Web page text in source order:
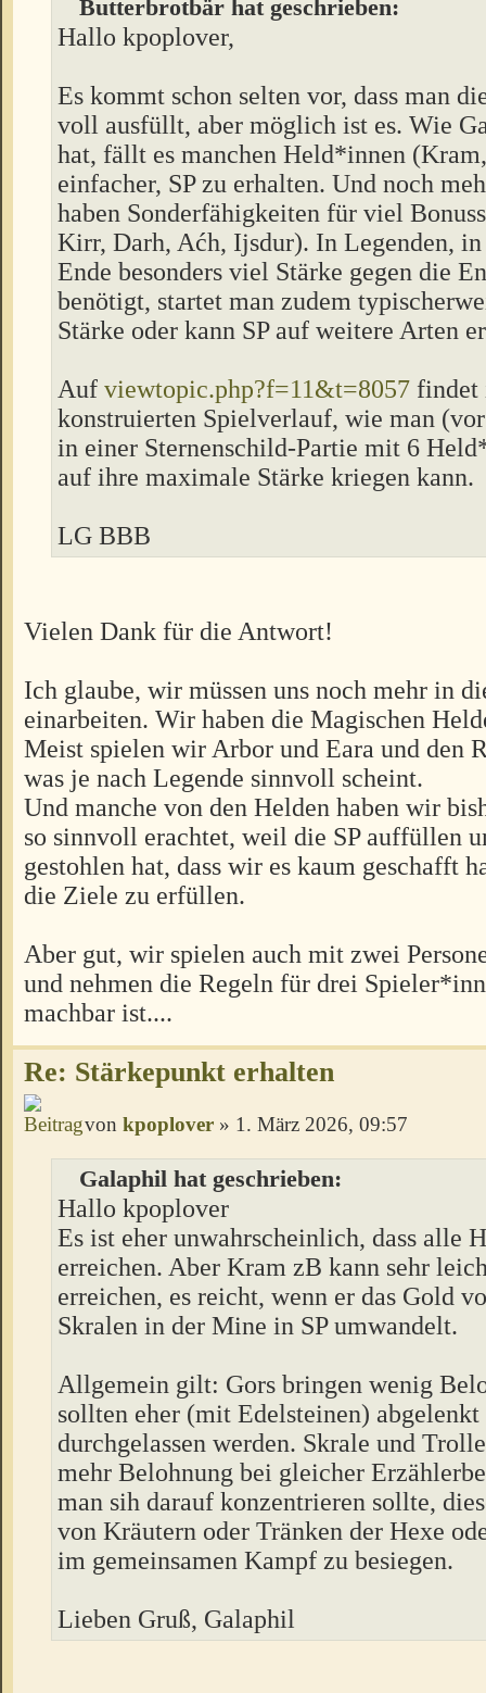
Butterbrotbär hat geschrieben:
Hallo kpoplover,
Es kommt schon selten vor, dass man
voll ausfüllt, aber möglich ist es. Wie
hat, fällt es manchen Held*innen
einfacher, SP zu erhalten. Und noch
haben Sonderfähigkeiten für viel
Kirr, Darh, Aćh, Ijsdur). In Legenden, in
Ende besonders viel Stärke gegen die
benötigt, startet man zudem
Stärke oder kann SP auf weitere Arten
Auf viewtopic.php?f=11&t=8057 findet
konstruierten Spielverlauf, wie man
in einer Sternenschild-Partie mit 6
auf ihre maximale Stärke kriegen kann.
LG BBB
Vielen Dank für die Antwort!
Ich glaube, wir müssen uns noch mehr in
einarbeiten. Wir haben die Magischen
Meist spielen wir Arbor und Eara und den
was je nach Legende sinnvoll scheint.
Und manche von den Helden haben wir
so sinnvoll erachtet, weil die SP auffüllen
gestohlen hat, dass wir es kaum geschafft
die Ziele zu erfüllen.
Aber gut, wir spielen auch mit zwei
und nehmen die Regeln für drei
machbar ist....
Re: Stärkepunkt erhalten
von kpoplover » 1. März 2026, 09:57
Galaphil hat geschrieben:
Hallo kpoplover
Es ist eher unwahrscheinlich, dass alle
erreichen. Aber Kram zB kann sehr
erreichen, es reicht, wenn er das Gold
Skralen in der Mine in SP umwandelt.
Allgemein gilt: Gors bringen wenig
sollten eher (mit Edelsteinen) abgelenkt
durchgelassen werden. Skrale und
mehr Belohnung bei gleicher
man sih darauf konzentrieren sollte,
von Kräutern oder Tränken der Hexe
im gemeinsamen Kampf zu besiegen.
Lieben Gruß, Galaphil